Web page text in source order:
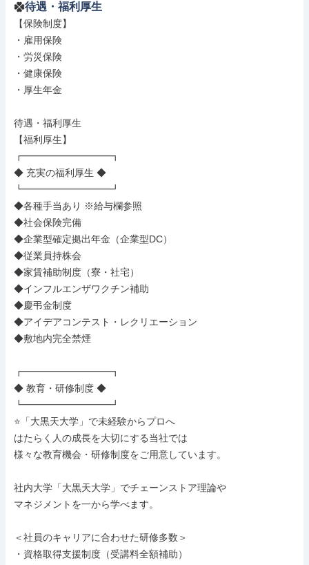
待遇・福利厚生
【保険制度】
・雇用保険
・労災保険
・健康保険
・厚生年金
待遇・福利厚生
【福利厚生】
┏━━━━━━━━━┓
◆ 充実の福利厚生 ◆
┗━━━━━━━━━┛
◆各種手当あり ※給与欄参照
◆社会保険完備
◆企業型確定拠出年金（企業型DC）
◆従業員持株会
◆家賃補助制度（寮・社宅）
◆インフルエンザワクチン補助
◆慶弔金制度
◆アイデアコンテスト・レクリエーション
◆敷地内完全禁煙
┏━━━━━━━━━┓
◆ 教育・研修制度 ◆
┗━━━━━━━━━┛
⭐「大黒天大学」で未経験からプロへ
はたらく人の成長を大切にする当社では
様々な教育機会・研修制度をご用意しています。
社内大学「大黒天大学」でチェーンストア理論や
マネジメントを一から学べます。
＜社員のキャリアに合わせた研修多数＞
・資格取得支援制度（受講料全額補助）